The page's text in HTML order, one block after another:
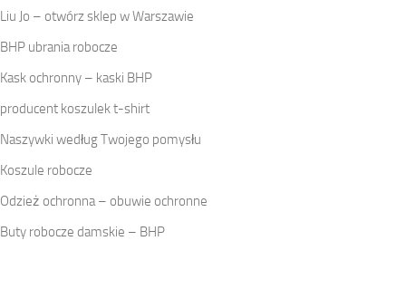
Liu Jo – otwórz sklep w Warszawie
BHP ubrania robocze
Kask ochronny – kaski BHP
producent koszulek t-shirt
Naszywki według Twojego pomysłu
Koszule robocze
Odzież ochronna – obuwie ochronne
Buty robocze damskie – BHP